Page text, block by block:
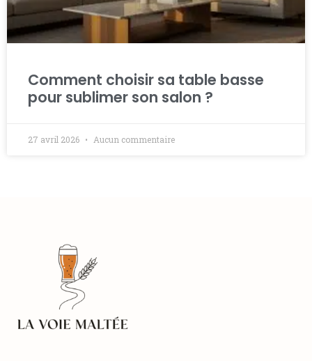
Comment choisir sa table basse
pour sublimer son salon ?
27 avril 2026 Aucun commentaire